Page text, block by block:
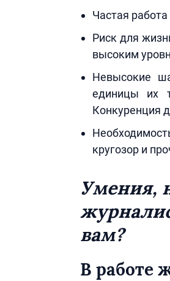
Частая
Риск для
высоким
Невысокие
единицы их
Конкуренция
кругозор и
Умения,
вам?
В работе